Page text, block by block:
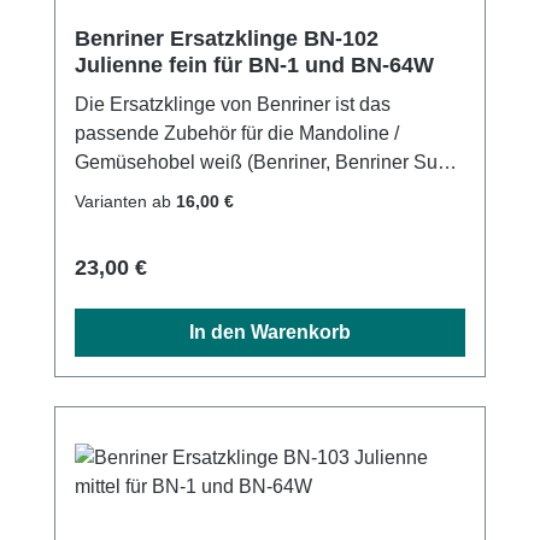
Benriner Ersatzklinge BN-102
Julienne fein für BN-1 und BN-64W
Die Ersatzklinge von Benriner ist das
passende Zubehör für die Mandoline /
Gemüsehobel weiß (Benriner, Benriner Super
und Benriner Jumbo) und die Mandoline /
Klingenformen erhältlich. Maße:10,5 x 2
cm14,5 x 2 cm
Varianten ab 16,00 €
Regulärer Preis:
23,00 €
In den Warenkorb